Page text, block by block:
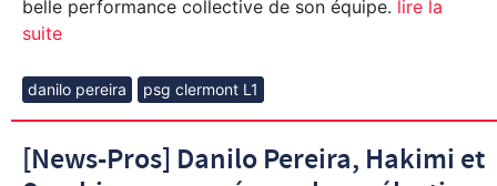
belle performance collective de son équipe. lire la
suite
danilo pereira psg clermont L1
[News-Pros] Danilo Pereira, Hakimi et